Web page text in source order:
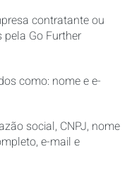
contratante ou
Go Further
como: nome e e-
social, CNPJ, nome
e-mail e